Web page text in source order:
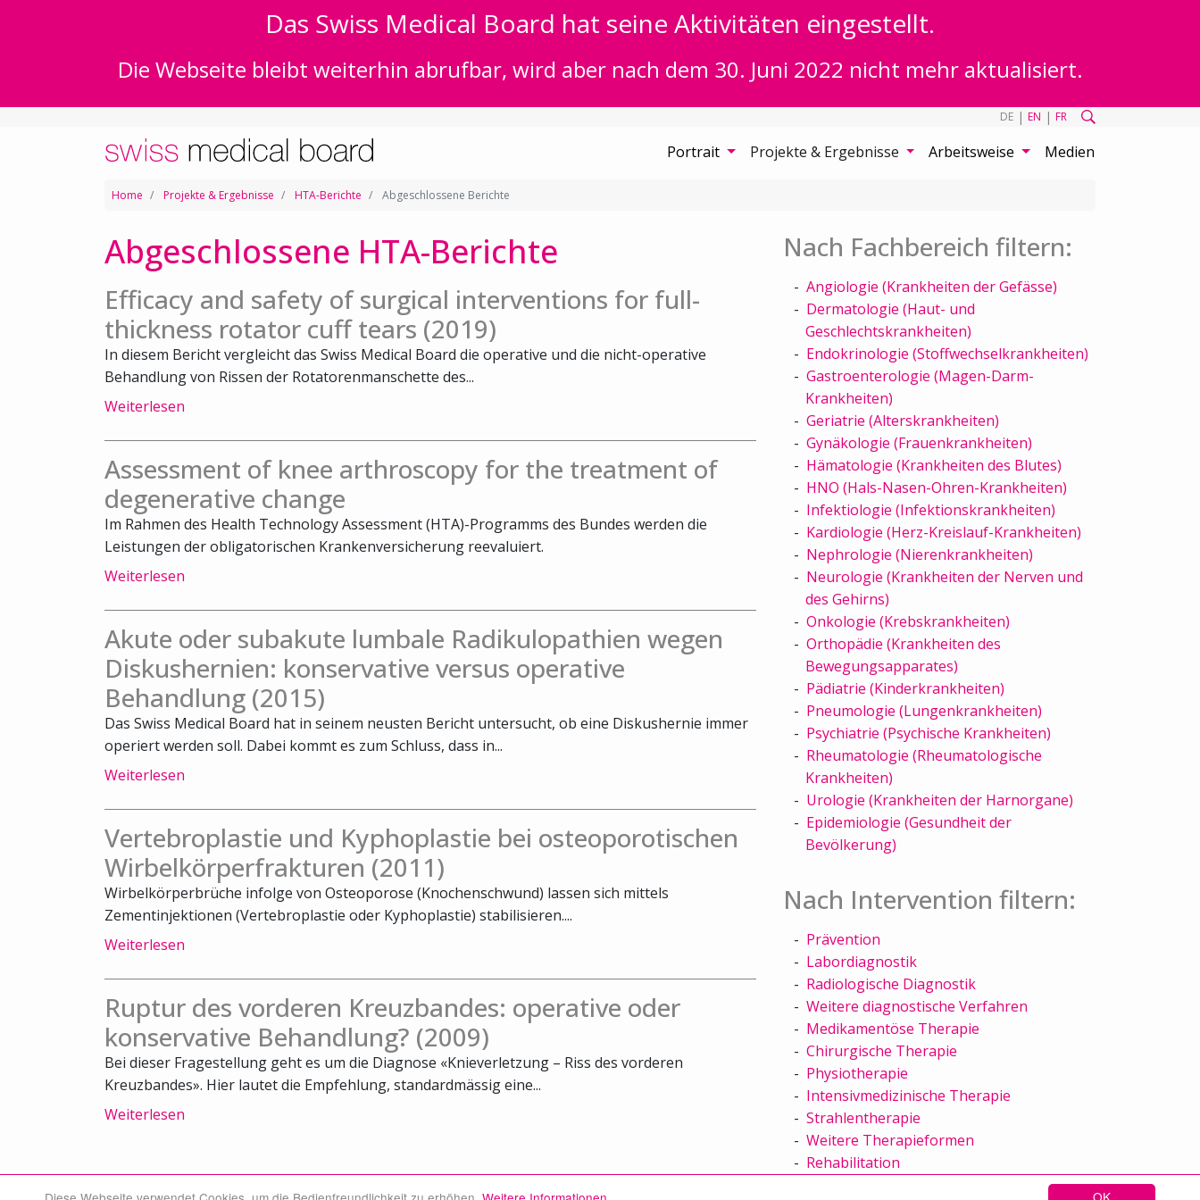
OK
Das Swiss Medical Board hat seine Aktivitäten eingestellt.
Die Webseite bleibt weiterhin abrufbar, wird aber nach dem 30. Juni 2022 nicht mehr aktualisiert.
DE | EN | FR
Portrait Projekte & Ergebnisse Arbeitsweise Medien
Home Projekte & Ergebnisse HTA-Berichte Abgeschlossene Berichte
Abgeschlossene HTA-Berichte
Efficacy and safety of surgical interventions for full-
thickness rotator cuff tears (2019)
In diesem Bericht vergleicht das Swiss Medical Board die operative und die nicht-operative
Behandlung von Rissen der Rotatorenmanschette des...
Weiterlesen
Assessment of knee arthroscopy for the treatment of
degenerative change
Im Rahmen des Health Technology Assessment (HTA)-Programms des Bundes werden die
Leistungen der obligatorischen Krankenversicherung reevaluiert.
Weiterlesen
Akute oder subakute lumbale Radikulopathien wegen
Diskushernien: konservative versus operative
Behandlung (2015)
Das Swiss Medical Board hat in seinem neusten Bericht untersucht, ob eine Diskushernie immer
operiert werden soll. Dabei kommt es zum Schluss, dass in...
Weiterlesen
Vertebroplastie und Kyphoplastie bei osteoporotischen
Wirbelkörperfrakturen (2011)
Wirbelkörperbrüche infolge von Osteoporose (Knochenschwund) lassen sich mittels
Zementinjektionen (Vertebroplastie oder Kyphoplastie) stabilisieren....
Weiterlesen
Ruptur des vorderen Kreuzbandes: operative oder
konservative Behandlung? (2009)
Bei dieser Fragestellung geht es um die Diagnose «Knieverletzung – Riss des vorderen
Kreuzbandes». Hier lautet die Empfehlung, standardmässig eine...
Weiterlesen
Nach Fachbereich filtern:
Angiologie (Krankheiten der Gefässe)
Dermatologie (Haut- und
Geschlechtskrankheiten)
Endokrinologie (Stoffwechselkrankheiten)
Gastroenterologie (Magen-Darm-
Krankheiten)
Geriatrie (Alterskrankheiten)
Gynäkologie (Frauenkrankheiten)
Hämatologie (Krankheiten des Blutes)
HNO (Hals-Nasen-Ohren-Krankheiten)
Infektiologie (Infektionskrankheiten)
Kardiologie (Herz-Kreislauf-Krankheiten)
Nephrologie (Nierenkrankheiten)
Neurologie (Krankheiten der Nerven und
des Gehirns)
Onkologie (Krebskrankheiten)
Orthopädie (Krankheiten des
Bewegungsapparates)
Pädiatrie (Kinderkrankheiten)
Pneumologie (Lungenkrankheiten)
Psychiatrie (Psychische Krankheiten)
Rheumatologie (Rheumatologische
Krankheiten)
Urologie (Krankheiten der Harnorgane)
Epidemiologie (Gesundheit der
Bevölkerung)
Nach Intervention filtern:
Prävention
Labordiagnostik
Radiologische Diagnostik
Weitere diagnostische Verfahren
Medikamentöse Therapie
Chirurgische Therapie
Physiotherapie
Intensivmedizinische Therapie
Strahlentherapie
Weitere Therapieformen
Rehabilitation